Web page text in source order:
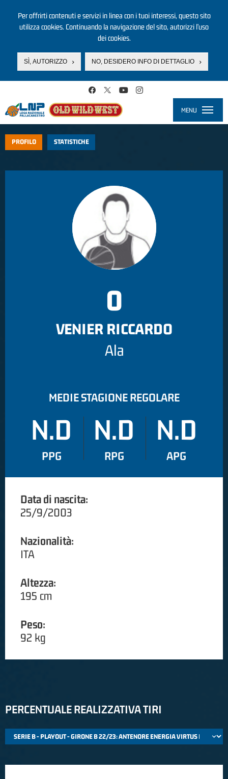
Per offrirti contenuti e servizi in linea con i tuoi interessi, questo sito
utilizza cookies. Continuando la navigazione del sito, autorizzi l’uso
dei cookies.
SÌ, AUTORIZZO NO, DESIDERO INFO DI DETTAGLIO
MENU
PROFILO STATISTICHE
0
VENIER RICCARDO
Ala
MEDIE STAGIONE REGOLARE
N.D
PPG
N.D
RPG
N.D
APG
Data di nascita:
25/9/2003
Nazionalità:
ITA
Altezza:
195 cm
Peso:
92 kg
PERCENTUALE REALIZZATIVA TIRI